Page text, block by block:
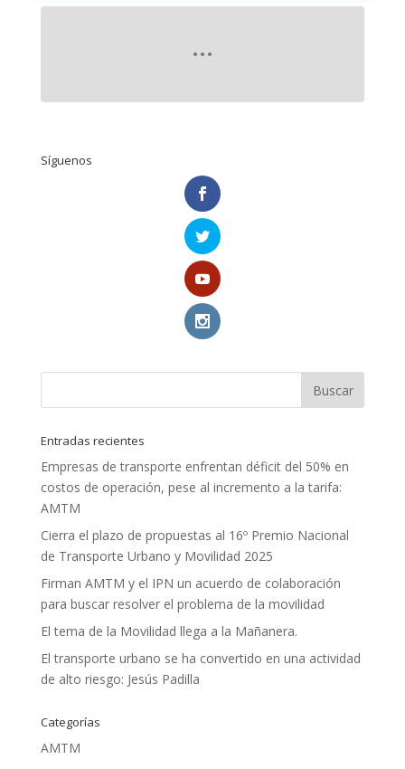
Síguenos
Entradas recientes
Empresas de transporte enfrentan déficit del 50% en
costos de operación, pese al incremento a la tarifa:
AMTM
Cierra el plazo de propuestas al 16º Premio Nacional
de Transporte Urbano y Movilidad 2025
Firman AMTM y el IPN un acuerdo de colaboración
para buscar resolver el problema de la movilidad
El tema de la Movilidad llega a la Mañanera.
El transporte urbano se ha convertido en una actividad
de alto riesgo: Jesús Padilla
Categorías
AMTM